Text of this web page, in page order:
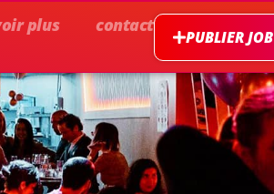
plus contact
PUBLIER JOB